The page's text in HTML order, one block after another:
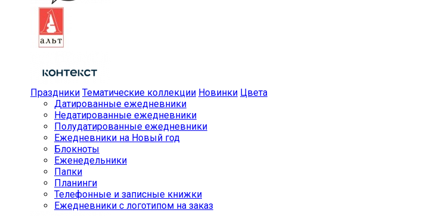
Праздники Тематические коллекции Новинки Цвета
Датированные ежедневники
Недатированные ежедневники
Полудатированные ежедневники
Ежедневники на Новый год
Блокноты
Еженедельники
Папки
Планинги
Телефонные и записные книжки
Ежедневники с логотипом на заказ